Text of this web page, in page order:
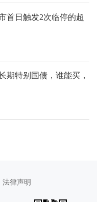
首日触发2次临停的超
期特别国债，谁能买，
法律声明